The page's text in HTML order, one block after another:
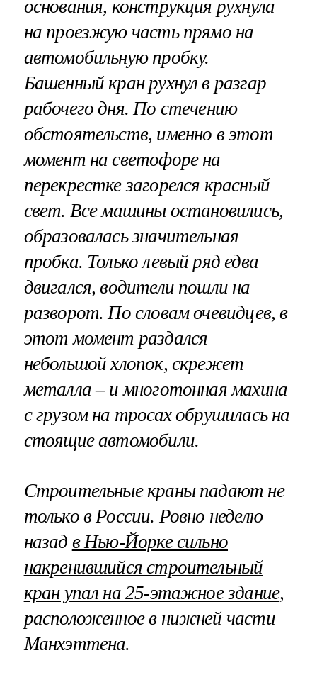
основания, конструкция рухнула
на проезжую часть прямо на
автомобильную пробку.
Башенный кран рухнул в разгар
рабочего дня. По стечению
обстоятельств, именно в этот
момент на светофоре на
перекрестке загорелся красный
свет. Все машины остановились,
образовалась значительная
пробка. Только левый ряд едва
двигался, водители пошли на
разворот. По словам очевидцев, в
этот момент раздался
небольшой хлопок, скрежет
металла – и многотонная махина
с грузом на тросах обрушилась на
стоящие автомобили.
Строительные краны падают не
только в России. Ровно неделю
назад в Нью-Йорке сильно
накренившийся строительный
кран упал на 25-этажное здание,
расположенное в нижней части
Манхэттена.